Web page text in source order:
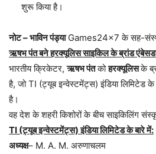
शुरू किया है।
नोट – भाविन पंड्याGames24x7 के सह-
ऋषभ पंत बने हरक्यूलिस साइकिल के ब्रांड
भारतीय क्रिकेटर,ऋषभ पंतकोहरक्यूलिसके
है, जो TI (ट्यूब इन्वेस्टमेंट्स) इंडिया लिमिटेड के
है।
वह देश के शहरी किशोरों के बीच साइकिलिंग
TI (ट्यूब इन्वेस्टमेंट्स) इंडिया लिमिटेड के बारे में:
अध्यक्ष– M. A. M. अरुणाचलम